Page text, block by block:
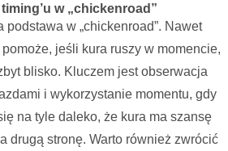
w „chickenroad”
podstawa w „chickenroad”. Nawet
jeśli kura ruszy w momencie,
blisko. Kluczem jest obserwacja
i wykorzystanie momentu, gdy
na tyle daleko, że kura ma szansę
drugą stronę. Warto również zwrócić